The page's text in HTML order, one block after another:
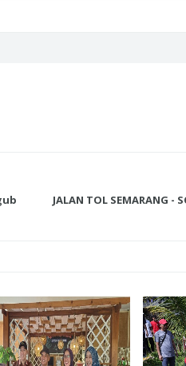
JALAN TOL SEMARANG
INI CARA